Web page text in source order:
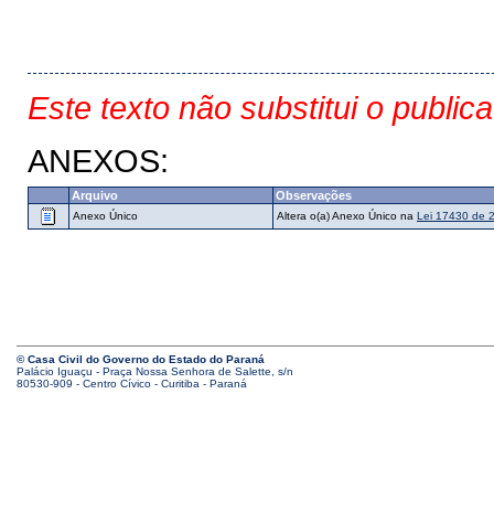
Este texto não substitui o
ANEXOS:
Arquivo Observações
Anexo Único Altera o(a) Anexo Único na Lei 17430 de
© Casa Civil do Governo do Estado do Paraná
Palácio Iguaçu - Praça Nossa Senhora de Salette, s/n
80530-909 - Centro Cívico - Curitiba - Paraná